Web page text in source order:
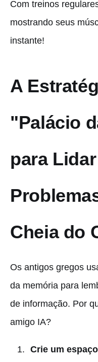
Com treinos
mostrando seus
instante!
A
"Palácio
para
Cheia do
Os antigos gregos
da memória para
de informação. Por
amigo IA?
Crie um